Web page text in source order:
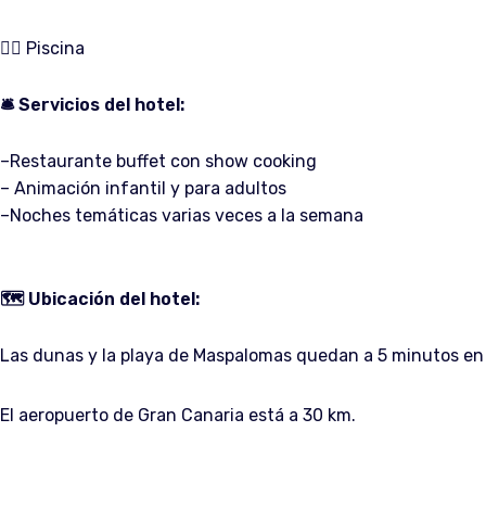
🏊‍♀️ Piscina
🛎️ Servicios del hotel:
–Restaurante buffet con show cooking
– Animación infantil y para adultos
–Noches temáticas varias veces a la semana
🗺️ Ubicación del hotel:
Las dunas y la playa de Maspalomas quedan a 5 minutos
El aeropuerto de Gran Canaria está a 30 km.